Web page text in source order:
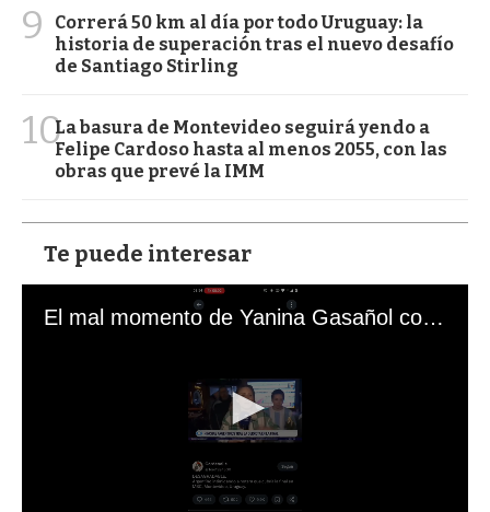
9
Correrá 50 km al día por todo Uruguay: la
historia de superación tras el nuevo desafío
de Santiago Stirling
10La basura de Montevideo seguirá yendo a
Felipe Cardoso hasta al menos 2055, con las
obras que prevé la IMM
Te puede interesar
El mal momento de Yanina Gasañol con un hincha argentino en "Subrayado"